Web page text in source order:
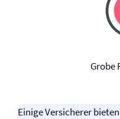
Grobe
Einige Versicherer